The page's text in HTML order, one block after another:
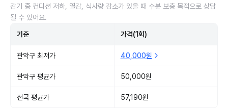
감기 중 컨디션 저하, 열감, 식사량 감소가 있을 때 수분 보충 목적으로 상담
될 수 있어요.
기준 가격(1회)
관악구 최저가 40,000원
관악구 평균가 50,000원
전국 평균가 57,190원